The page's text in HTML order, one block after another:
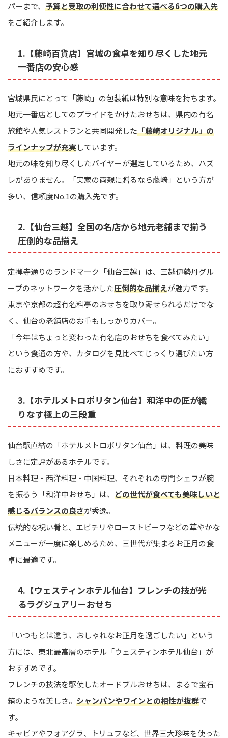
パーまで、 予算と受取の利便性に合わせて選べる6つの購入先
をご紹介します。
1.【藤崎百貨店】宮城の食卓を知り尽くした地元
一番店の安心感
宮城県民にとって「藤崎」の包装紙は特別な意味を持ちます。
地元一番店としてのプライドをかけたおせちは、県内の有名
旅館や人気レストランと共同開発した「藤崎オリジナル」の
ラインナップが充実しています。
地元の味を知り尽くしたバイヤーが選定しているため、ハズ
レがありません。「実家の両親に贈るなら藤崎」という方が
多い、信頼度No.1の購入先です。
2.【仙台三越】全国の名店から地元老舗まで揃う
圧倒的な品揃え
定禅寺通りのランドマーク「仙台三越」は、三越伊勢丹グル
ープのネットワークを活かした圧倒的な品揃えが魅力です。
東京や京都の超有名料亭のおせちを取り寄せられるだけでな
く、仙台の老舗店のお重もしっかりカバー。
「今年はちょっと変わった有名店のおせちを食べてみたい」
という食通の方や、カタログを見比べてじっくり選びたい方
におすすめです。
3.【ホテルメトロポリタン仙台】和洋中の匠が織
りなす極上の三段重
仙台駅直結の「ホテルメトロポリタン仙台」は、料理の美味
しさに定評があるホテルです。
日本料理・西洋料理・中国料理、それぞれの専門シェフが腕
を振るう「和洋中おせち」は、 どの世代が食べても美味しいと
感じるバランスの良さが秀逸。
伝統的な祝い肴と、エビチリやローストビーフなどの華やかな
メニューが一度に楽しめるため、三世代が集まるお正月の食
卓に最適です。
4.【ウェスティンホテル仙台】フレンチの技が光
るラグジュアリーおせち
「いつもとは違う、おしゃれなお正月を過ごしたい」という
方には、東北最高層のホテル「ウェスティンホテル仙台」が
おすすめです。
フレンチの技法を駆使したオードブルおせちは、まるで宝石
箱のような美しさ。 シャンパンやワインとの相性が抜群で
す。
キャビアやフォアグラ、トリュフなど、世界三大珍味を使った